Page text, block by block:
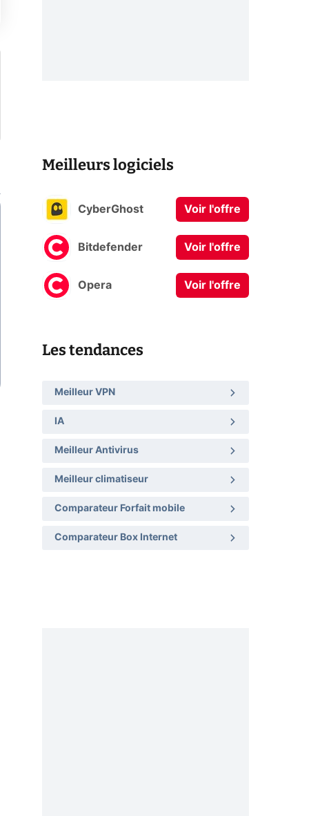
Meilleurs logiciels
CyberGhost Voir l'offre
Bitdefender Voir l'offre
Opera Voir l'offre
Les tendances
Meilleur VPN
IA
Meilleur Antivirus
Meilleur climatiseur
Comparateur Forfait mobile
Comparateur Box Internet